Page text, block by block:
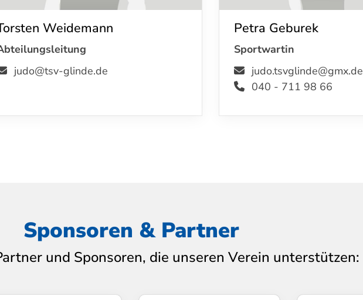
Weidemann
judo@tsv-glinde.de
Petra Geburek
Sportwartin
judo.tsvglinde@gmx.de
040 - 711 98 66
Sponsoren & Partner
und Sponsoren, die unseren Verein unterstützen:
Fragen & Antworten
040 - 710 72 15
info@tsv-glinde.de